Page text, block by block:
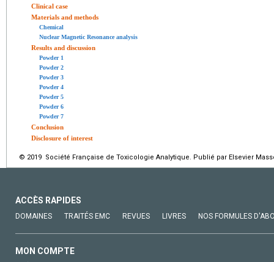
Clinical case
Materials and methods
Chemical
Nuclear Magnetic Resonance analysis
Results and discussion
Powder 1
Powder 2
Powder 3
Powder 4
Powder 5
Powder 6
Powder 7
Conclusion
Disclosure of interest
© 2019 Société Française de Toxicologie Analytique. Publié par Elsevier
ACCÈS RAPIDES
DOMAINES TRAITÉS EMC REVUES LIVRES NOS FORMULES
MON COMPTE